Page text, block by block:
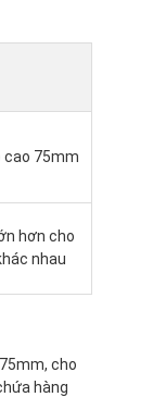
cao 75mm
hơn cho
nhau
cho
hàng